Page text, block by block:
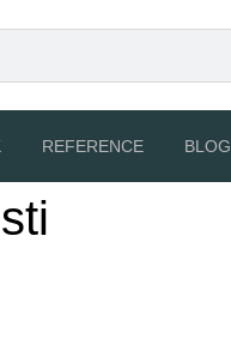
REFERENCE BLOG